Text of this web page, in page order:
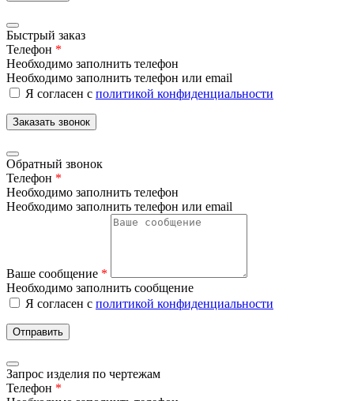
Быстрый заказ
Телефон *
Необходимо заполнить телефон
Необходимо заполнить телефон или email
Я согласен с политикой конфиденциальности
Заказать звонок
Обратный звонок
Телефон *
Необходимо заполнить телефон
Необходимо заполнить телефон или email
Ваше сообщение *
Необходимо заполнить сообщение
Я согласен с политикой конфиденциальности
Отправить
Запрос изделия по чертежам
Телефон *